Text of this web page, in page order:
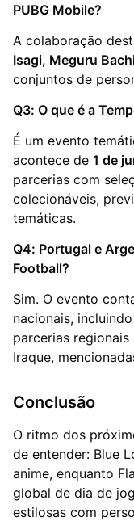
PUBG Mobile?
A colaboração
Isagi, Meguru
conjuntos de
Q3: O que é a
É um evento
acontece de 1 de
parcerias com
colecionáveis,
temáticas.
Q4: Portugal e
Football?
Sim. O evento
nacionais, incluindo
parcerias
Iraque,
Conclusão
O ritmo dos
de entender: Blue
anime, enquanto
global de dia de
estilosas com